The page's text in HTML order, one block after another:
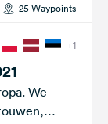
25 Waypoints
+1
We